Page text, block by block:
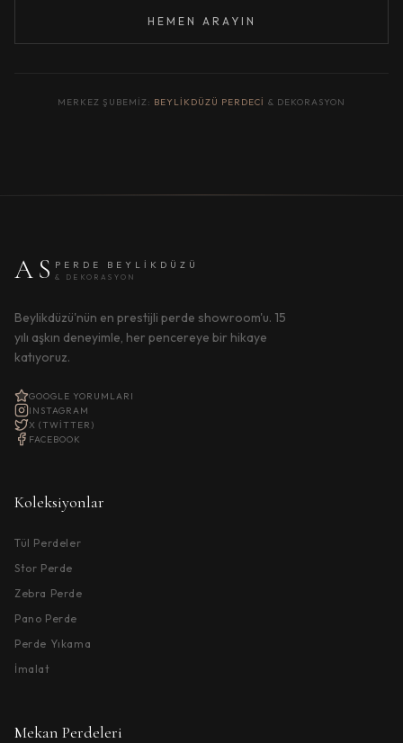
HEMEN ARAYIN
MERKEZ ŞUBEMIZ: BEYLIKDÜZÜ PERDECI & DEKORASYON
AS PERDE BEYLIKDÜZÜ
& DEKORASYON
Beylikdüzü'nün en prestijli perde showroom'u. 15
yılı aşkın deneyimle, her pencereye bir hikaye
katıyoruz.
GOOGLE YORUMLARI
INSTAGRAM
X (TWITTER)
FACEBOOK
Koleksiyonlar
Tül Perdeler
Stor Perde
Zebra Perde
Pano Perde
Perde Yıkama
İmalat
Mekan Perdeleri